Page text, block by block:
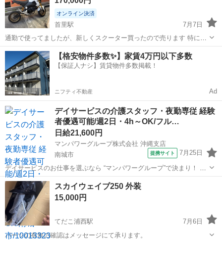
オンライン決済
首里駅
7月7日
通勤で使ってましたが、新しくスクーター買ったので売ります 特に不
具合等はなさそうです、ですがチェーンとスプロケットは交換時期か
と思います 錆もちょいと多いです 走行距離23,138キロ 自賠責R9/6ま
で フェンダーレ...
沖縄 南城市 首里駅 バイク グロム
【格安物件多数✨】家賃4万円以下多数
【保証人ナシ】賃貸物件多数掲載！
ニフティ不動産 Ad
デイサービスの介護スタッフ・夜勤専従 経験
者優遇可能/週2日・4h～OK/フル…
日給21,600円
マンパワーグループ株式会社 沖縄支店
南城市
提携サイト 7月25日
デイサービスのお仕事を選ぶなら “マンパワーグループ”で決まり！ ✅️
高時給で稼げる！ ✅️ライフスタイルに合わせて働ける！ ✅️資格取得支
沖縄 南城市 医療
スカイウェイブ250 外装
15,000円
てだこ浦西駅
7月6日
パーツの有無の確認はメッセージにて承ります。